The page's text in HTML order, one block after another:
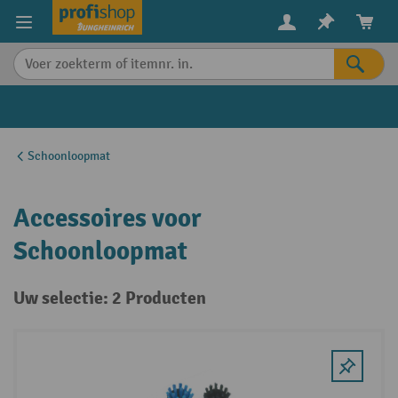
content
Schoonloopmat
Accessoires voor
Schoonloopmat
Uw selectie: 2 Producten